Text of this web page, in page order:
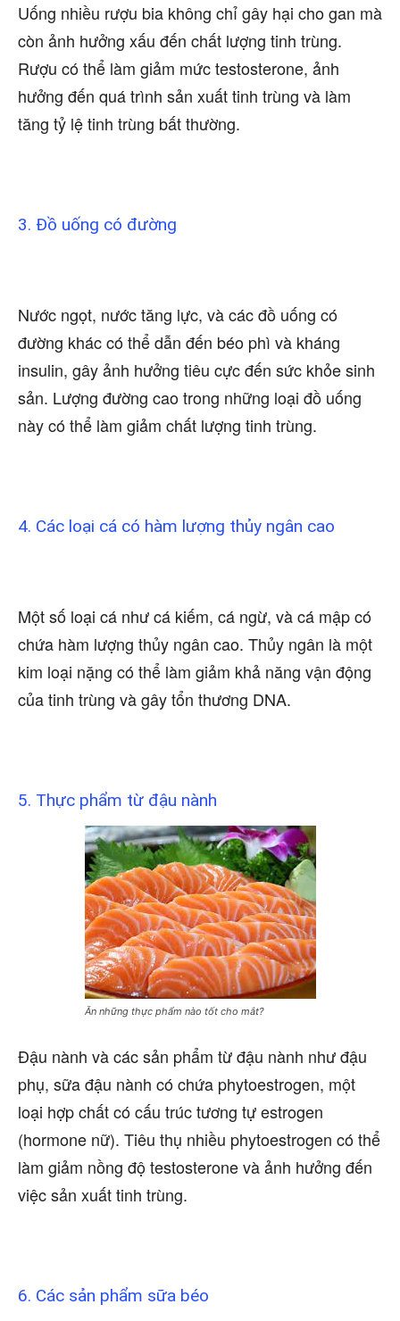
Uống nhiều rượu bia không chỉ gây hại cho gan mà
còn ảnh hưởng xấu đến chất lượng tinh trùng.
Rượu có thể làm giảm mức testosterone, ảnh
hưởng đến quá trình sản xuất tinh trùng và làm
tăng tỷ lệ tinh trùng bất thường.
3. Đồ uống có đường
Nước ngọt, nước tăng lực, và các đồ uống có
đường khác có thể dẫn đến béo phì và kháng
insulin, gây ảnh hưởng tiêu cực đến sức khỏe sinh
sản. Lượng đường cao trong những loại đồ uống
này có thể làm giảm chất lượng tinh trùng.
4. Các loại cá có hàm lượng thủy ngân cao
Một số loại cá như cá kiếm, cá ngừ, và cá mập có
chứa hàm lượng thủy ngân cao. Thủy ngân là một
kim loại nặng có thể làm giảm khả năng vận động
của tinh trùng và gây tổn thương DNA.
5. Thực phẩm từ đậu nành
Ăn những thực phẩm nào tốt cho mắt?
Đậu nành và các sản phẩm từ đậu nành như đậu
phụ, sữa đậu nành có chứa phytoestrogen, một
loại hợp chất có cấu trúc tương tự estrogen
(hormone nữ). Tiêu thụ nhiều phytoestrogen có thể
làm giảm nồng độ testosterone và ảnh hưởng đến
việc sản xuất tinh trùng.
6. Các sản phẩm sữa béo